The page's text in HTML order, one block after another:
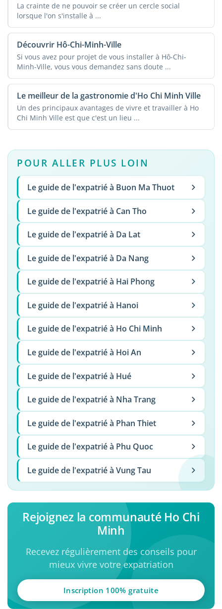
La crainte de ne pouvoir se créer un cercle social
lorsque l'on s'installe à ...
Découvrir Hô-Chi-Minh-Ville
Si vous avez pour projet de vous installer à Hô-Chi-
Minh-Ville, vous vous demandez sans doute ...
Le meilleur de la gastronomie d'Ho Chi Minh Ville
Un des principaux avantages de vivre et travailler à Ho
Chi Minh Ville est que c'est un lieu ...
POUR ALLER PLUS LOIN
Le guide de l'expatrié à Buon Ma Thuot
Le guide de l'expatrié à Can Tho
Le guide de l'expatrié à Da Lat
Le guide de l'expatrié à Da Nang
Le guide de l'expatrié à Hai Phong
Le guide de l'expatrié à Hanoi
Le guide de l'expatrié à Ho Chi Minh
Le guide de l'expatrié à Hoi An
Le guide de l'expatrié à Hué
Le guide de l'expatrié à Nha Trang
Le guide de l'expatrié à Phan Thiet
Le guide de l'expatrié à Phu Quoc
Le guide de l'expatrié à Vung Tau
Rejoignez la communauté Ho Chi
Minh
Recevez régulièrement des conseils pour
mieux vivre votre expatriation
Inscription 100% gratuite